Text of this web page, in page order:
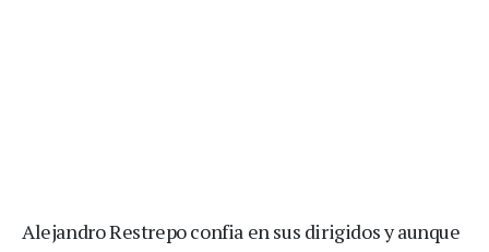
Alejandro Restrepo confia en sus dirigidos y aunque